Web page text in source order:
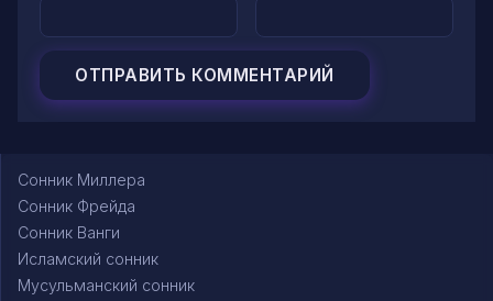
Сонник Миллера
Сонник Фрейда
Сонник Ванги
Исламский сонник
Мусульманский сонник